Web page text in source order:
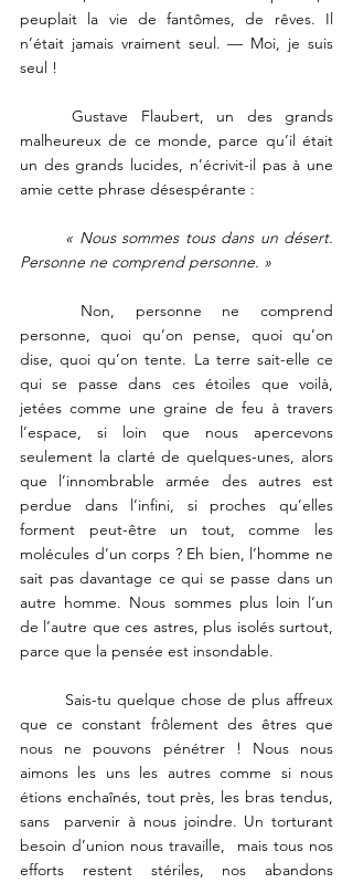
peuplait la vie de fantômes, de rêves. Il
n’était jamais vraiment seul. — Moi, je suis
seul !
	Gustave Flaubert, un des grands
malheureux de ce monde, parce qu’il était
un des grands lucides, n’écrivit-il pas à une
amie cette phrase désespérante :
Personne ne comprend personne. »
personne, quoi qu’on pense, quoi qu’on
dise, quoi qu’on tente. La terre sait-elle ce
qui se passe dans ces étoiles que voilà,
jetées comme une graine de feu à travers
l’espace, si loin que nous apercevons
seulement la clarté de quelques-unes, alors
que l’innombrable armée des autres est
perdue dans l’infini, si proches qu’elles
forment peut-être un tout, comme les
molécules d’un corps ? Eh bien, l’homme ne
sait pas davantage ce qui se passe dans un
autre homme. Nous sommes plus loin l’un
de l’autre que ces astres, plus isolés surtout,
parce que la pensée est insondable.
que ce constant frôlement des êtres que
nous ne pouvons pénétrer ! Nous nous
aimons les uns les autres comme si nous
étions enchaînés, tout près, les bras tendus,
sans  parvenir à nous joindre. Un torturant
besoin d’union nous travaille,  mais tous nos
efforts restent stériles, nos abandons